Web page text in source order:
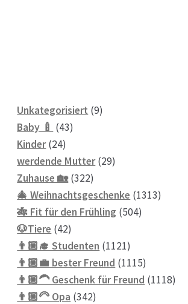
Unkategorisiert 99
Baby 🍼 4343
Kinder 2424
Produkte
werdende Mutter 2929
Zuhause 🏡 322322
Produkte
🎄 Weihnachtsgeschenke 13131313
🎋 Fit für den Frühling 504504
🐶Tiere 4242
Produkte
👨🏼‍🎓 Studenten 11211121
Produkte
👨🏼‍💼 bester Freund 11151115
Produkte
👨🏼‍🦱 Geschenk für Freund 11181118
👨🏼‍🦳 Opa 342342